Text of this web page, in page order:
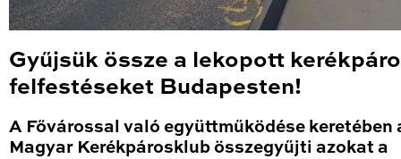
Gyűjsük össze a lekopott
felfestéseket Budapesten!
A Fővárossal való együttműködése keretében
Magyar Kerékpárosklub összegyűjti azokat a